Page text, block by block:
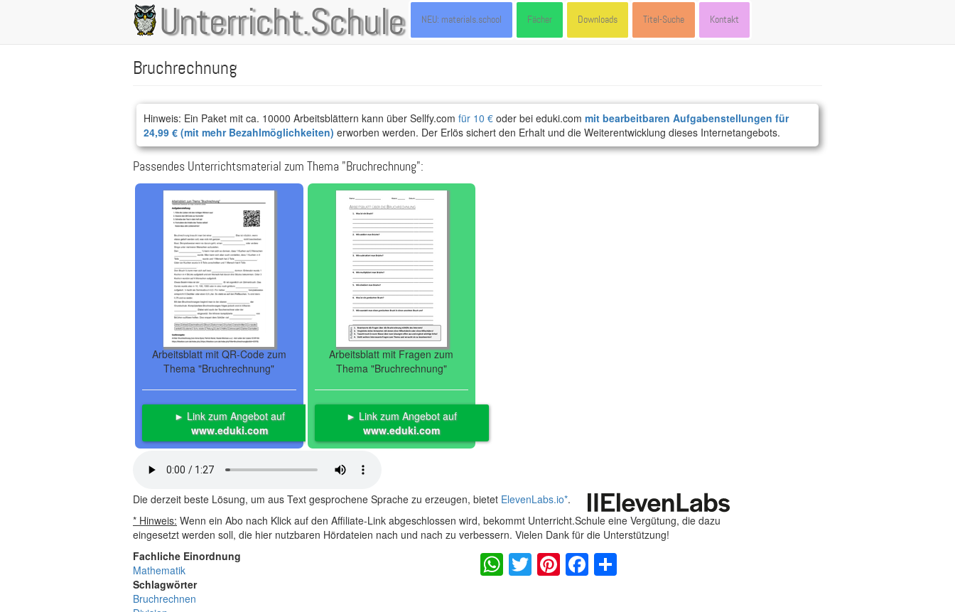
Unterricht.Schule
Main
navigation
NEU: materials.school Fächer Downloads Titel-Suche Kontakt
Bruchrechnung
Hinweis: Ein Paket mit ca. 10000 Arbeitsblättern kann über Sellfy.com für 10 € oder bei eduki.com mit bearbeitbaren Aufgabenstellungen für
24,99 € (mit mehr Bezahlmöglichkeiten) erworben werden. Der Erlös sichert den Erhalt und die Weiterentwicklung dieses Internetangebots.
Passendes Unterrichtsmaterial zum Thema "Bruchrechnung":
Arbeitsblatt mit QR-Code zum
Thema "Bruchrechnung"
► Link zum Angebot auf
www.eduki.com
Arbeitsblatt mit Fragen zum
Thema "Bruchrechnung"
► Link zum Angebot auf
www.eduki.com
Die derzeit beste Lösung, um aus Text gesprochene Sprache zu erzeugen, bietet ElevenLabs.io*.
* Hinweis: Wenn ein Abo nach Klick auf den Affiliate-Link abgeschlossen wird, bekommt Unterricht.Schule eine Vergütung, die dazu
eingesetzt werden soll, die hier nutzbaren Hördateien nach und nach zu verbessern. Vielen Dank für die Unterstützung!
Fachliche Einordnung
Mathematik
Schlagwörter
Bruchrechnen
WhatsApp
Twitter
Pinterest
Facebook